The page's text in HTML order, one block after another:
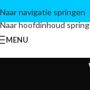
Naar navigatie springen
Naar hoofdinhoud
MENU